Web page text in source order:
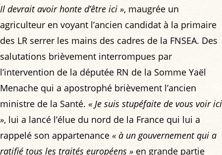
Il devrait avoir honte d’être ici », maugrée un
agriculteur en voyant l’ancien candidat à la primaire
des LR serrer les mains des cadres de la FNSEA. Des
salutations brièvement interrompues par
l’intervention de la députée RN de la Somme Yaël
Menache qui a apostrophé brièvement l’ancien
ministre de la Santé. « Je suis stupéfaite de vous voir ici
», lui a lancé l’élue du nord de la France qui lui a
rappelé son appartenance « à un gouvernement qui a
ratifié tous les traités européens » en grande partie